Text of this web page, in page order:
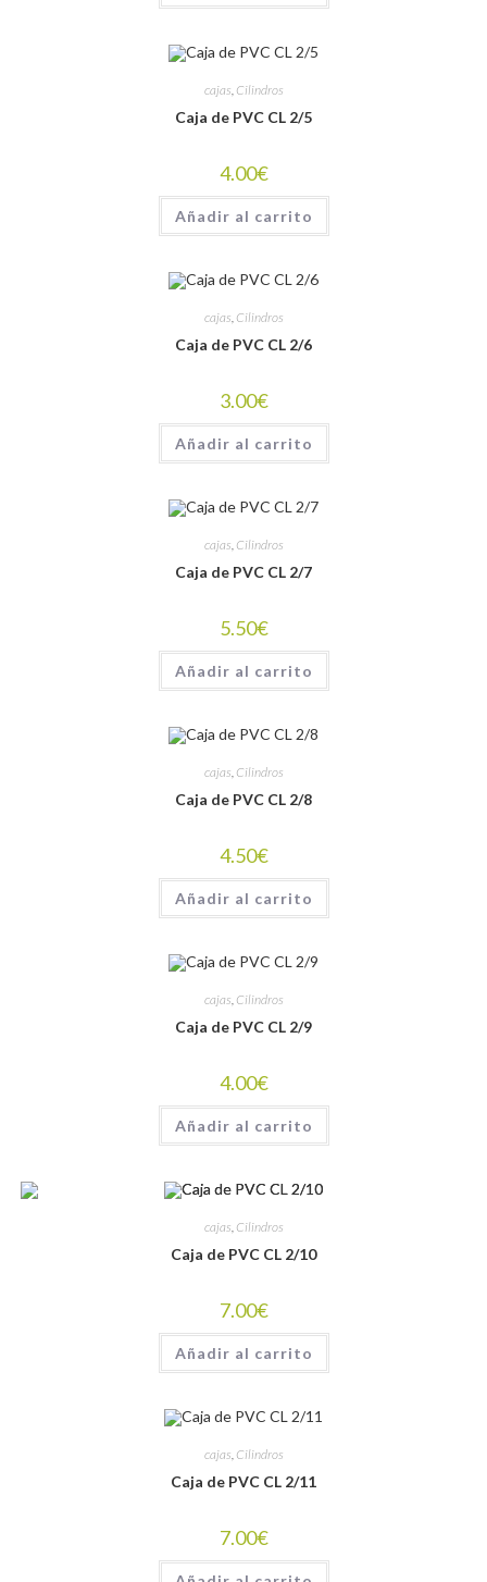
cajas, Cilindros
Caja de PVC CL 2/5
4.00€
Añadir al carrito
cajas, Cilindros
Caja de PVC CL 2/6
3.00€
Añadir al carrito
cajas, Cilindros
Caja de PVC CL 2/7
5.50€
Añadir al carrito
cajas, Cilindros
Caja de PVC CL 2/8
4.50€
Añadir al carrito
cajas, Cilindros
Caja de PVC CL 2/9
4.00€
Añadir al carrito
cajas, Cilindros
Caja de PVC CL 2/10
7.00€
Añadir al carrito
cajas, Cilindros
Caja de PVC CL 2/11
7.00€